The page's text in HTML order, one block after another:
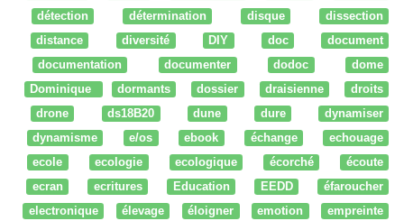
détection
détermination disque
dissection
distance
diversité DIY doc
document
documentation
documenter dodoc
dome
Dominique
dormants dossier draisienne
droits
drone
ds18B20 dune dure
dynamiser
dynamisme
e/os ebook échange
echouage
ecole
ecologie ecologique écorché
écoute
ecran
ecritures Education EEDD
éfaroucher
electronique
élevage éloigner emotion
empreinte